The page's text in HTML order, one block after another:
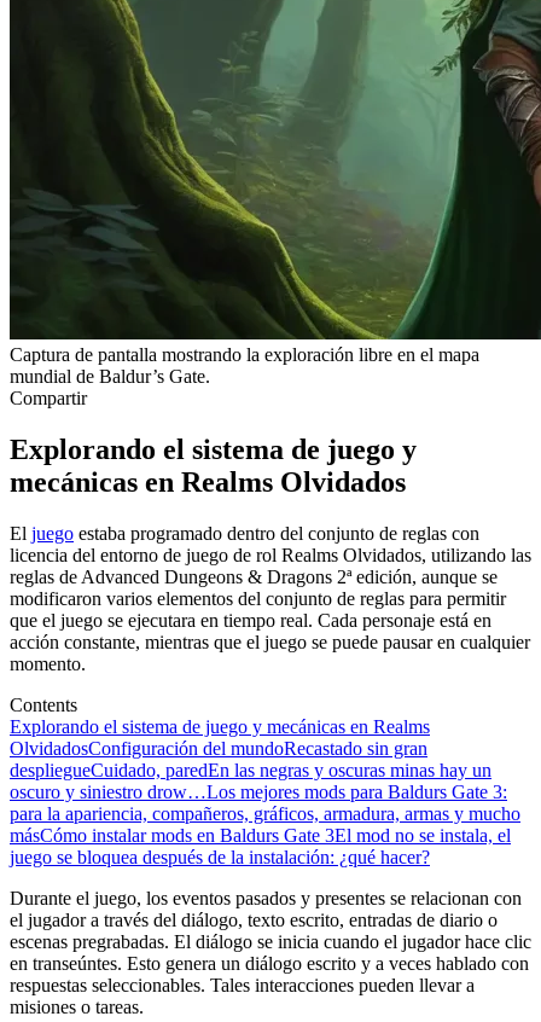
Captura de pantalla mostrando la exploración libre en el mapa
mundial de Baldur’s Gate.
Compartir
Explorando el sistema de juego y
mecánicas en Realms Olvidados
El juego estaba programado dentro del conjunto de reglas con
licencia del entorno de juego de rol Realms Olvidados, utilizando las
reglas de Advanced Dungeons & Dragons 2ª edición, aunque se
modificaron varios elementos del conjunto de reglas para permitir
que el juego se ejecutara en tiempo real. Cada personaje está en
acción constante, mientras que el juego se puede pausar en cualquier
momento.
Contents
Explorando el sistema de juego y mecánicas en Realms
OlvidadosConfiguración del mundoRecastado sin gran
despliegueCuidado, paredEn las negras y oscuras minas hay un
oscuro y siniestro drow…Los mejores mods para Baldurs Gate 3:
para la apariencia, compañeros, gráficos, armadura, armas y mucho
másCómo instalar mods en Baldurs Gate 3El mod no se instala, el
juego se bloquea después de la instalación: ¿qué hacer?
Durante el juego, los eventos pasados ​​y presentes se relacionan con
el jugador a través del diálogo, texto escrito, entradas de diario o
escenas pregrabadas. El diálogo se inicia cuando el jugador hace clic
en transeúntes. Esto genera un diálogo escrito y a veces hablado con
respuestas seleccionables. Tales interacciones pueden llevar a
misiones o tareas.